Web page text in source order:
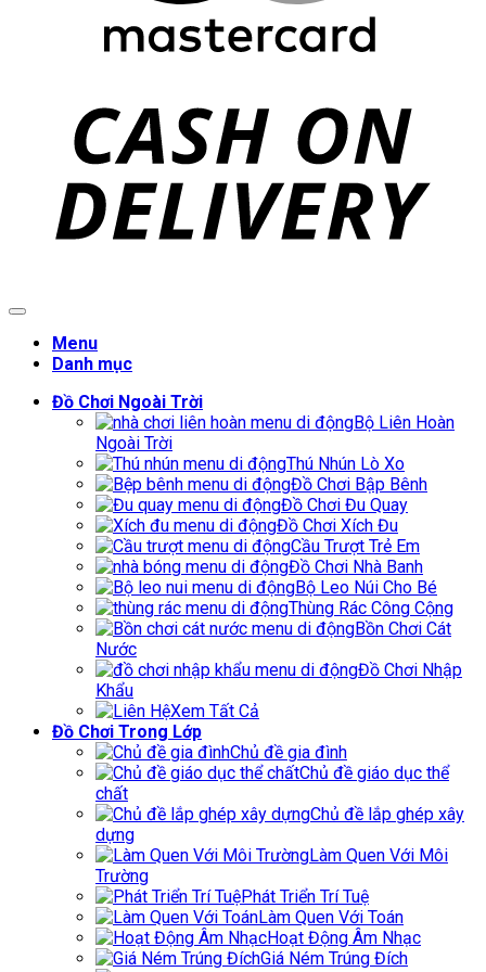
Menu
Danh mục
Đồ Chơi Ngoài Trời
Bộ Liên Hoàn
Ngoài Trời
Thú Nhún Lò Xo
Đồ Chơi Bập Bênh
Đồ Chơi Đu Quay
Đồ Chơi Xích Đu
Cầu Trượt Trẻ Em
Đồ Chơi Nhà Banh
Bộ Leo Núi Cho Bé
Thùng Rác Công Cộng
Bồn Chơi Cát
Nước
Đồ Chơi Nhập
Khẩu
Xem Tất Cả
Đồ Chơi Trong Lớp
Chủ đề gia đình
Chủ đề giáo dục thể
chất
Chủ đề lắp ghép xây
dựng
Làm Quen Với Môi
Trường
Phát Triển Trí Tuệ
Làm Quen Với Toán
Hoạt Động Âm Nhạc
Giá Ném Trúng Đích